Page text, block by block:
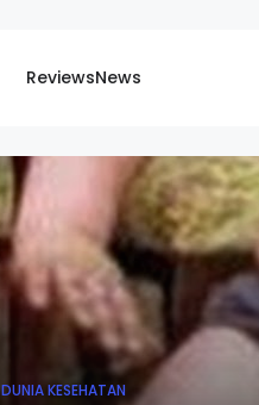
ReviewsNews
DUNIA KESEHATAN